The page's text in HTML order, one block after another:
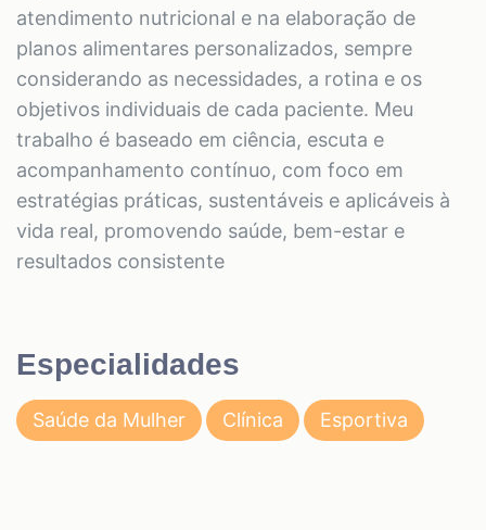
atendimento nutricional e na elaboração de
planos alimentares personalizados, sempre
considerando as necessidades, a rotina e os
objetivos individuais de cada paciente. Meu
trabalho é baseado em ciência, escuta e
acompanhamento contínuo, com foco em
estratégias práticas, sustentáveis e aplicáveis à
vida real, promovendo saúde, bem-estar e
resultados consistente
Especialidades
Saúde da Mulher Clínica Esportiva